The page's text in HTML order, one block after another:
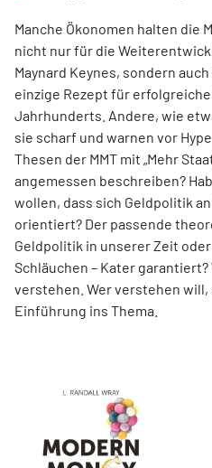
Manche Ökonomen halten die
nicht nur für die
Maynard Keynes, sondern
einzige Rezept für erfolgreiche
Jahrhunderts. Andere, wie
sie scharf und warnen vor
Thesen der MMT mit „Mehr
angemessen beschreiben?
wollen, dass sich Geldpolitik
orientiert? Der passende
Geldpolitik in unserer Zeit
Schläuchen – Kater
verstehen. Wer verstehen
Einführung ins Thema.